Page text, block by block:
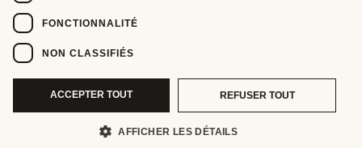
FONCTIONNALITÉ
NON CLASSIFIÉS
ACCEPTER TOUT REFUSER TOUT
AFFICHER LES DÉTAILS